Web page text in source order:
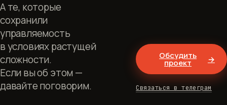
А те, которые
сохранили
управляемость
в условиях растущей
сложности.
Если вы об этом —
давайте поговорим.
Обсудить
проект →
Связаться в телеграм